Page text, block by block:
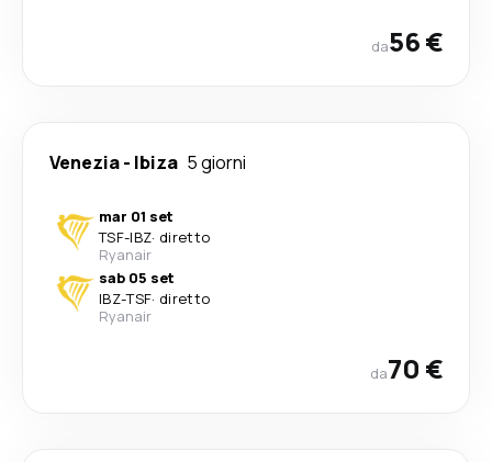
da56 €
Venezia- Ibiza 5 giorni
mar 01 set
TSF-IBZ· diretto
Ryanair
sab 05 set
IBZ-TSF· diretto
Ryanair
da70 €